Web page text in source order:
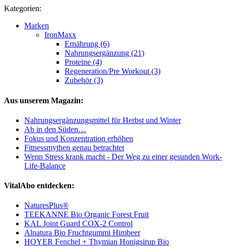
Kategorien:
Marken
IronMaxx
Ernährung (6)
Nahrungsergänzung (21)
Proteine (4)
Regeneration/Pre Workout (3)
Zubehör (3)
Aus unserem Magazin:
Nahrungsergänzungsmittel für Herbst und Winter
Ab in den Süden…
Fokus und Konzentration erhöhen
Fitnessmythen genau betrachtet
Wenn Stress krank macht - Der Weg zu einer gesunden Work-
Life-Balance
VitalAbo entdecken:
NaturesPlus®
TEEKANNE Bio Organic Forest Fruit
KAL Joint Guard COX-2 Control
Alnatura Bio Fruchtgummi Himbeer
HOYER Fenchel + Thymian Honigsirup Bio